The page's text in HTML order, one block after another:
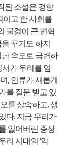
된 소설은 경향
이고 한 사회를
물결이 큰 변혁
꾸기도 하지
속도로 급변하
가 우리를 엄
, 인류가 새롭게
를 질문 받고 있
를 상속하고, 생
다. 지금 우리가
잃어버린 증상
리 시대의 ‘악